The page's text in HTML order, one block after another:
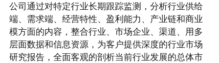
公司通过对特定行业长期跟踪监测，分析行业供给
端、需求端、经营特性、盈利能力、产业链和商业
模方面的内容，整合行业、市场企业、渠道、用多
层面数据和信息资源，为客户提供深度的行业市场
研究报告，全面客观的剖析当前行业发展的总体市